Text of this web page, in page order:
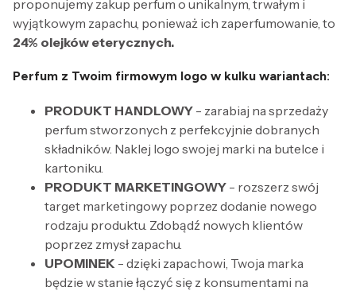
proponujemy zakup perfum o unikalnym, trwałym i
wyjątkowym zapachu, ponieważ ich zaperfumowanie, to
24% olejków eterycznych.
Perfum z Twoim firmowym logo w kulku wariantach:
PRODUKT HANDLOWY - zarabiaj na sprzedaży
perfum stworzonych z perfekcyjnie dobranych
składników. Naklej logo swojej marki na butelce i
kartoniku.
PRODUKT MARKETINGOWY - rozszerz swój
target marketingowy poprzez dodanie nowego
rodzaju produktu. Zdobądź nowych klientów
poprzez zmysł zapachu.
UPOMINEK - dzięki zapachowi, Twoja marka
będzie w stanie łączyć się z konsumentami na